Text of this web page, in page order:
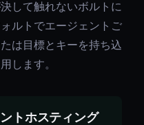
して触れないボルトに
ルトでエージェントご
は目標とキーを持ち込
します。
トホスティング